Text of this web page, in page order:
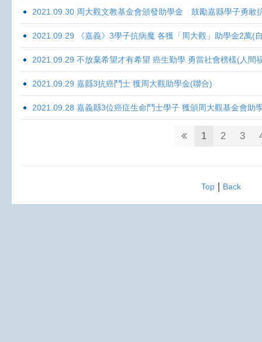
2021.09.30 周大觀文教基金會頒發助學金 鼓勵嘉縣學子勇敢
2021.09.29 《嘉義》3學子抗病魔 各獲「周大觀」助學金2萬(
2021.09.29 不放棄希望才有希望 癌生勤學 勇當社會榜樣(人間
2021.09.29 嘉縣3抗癌鬥士 獲周大觀助學金(聯合)
2021.09.28 嘉義縣3位癌症生命鬥士學子 獲頒周大觀基金會助
1 2 3
Top| Back